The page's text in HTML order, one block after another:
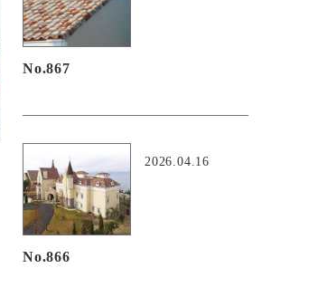
No.867
2026.04.16
No.866